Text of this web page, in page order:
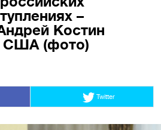
–
Костин
США (фото)
Twitter